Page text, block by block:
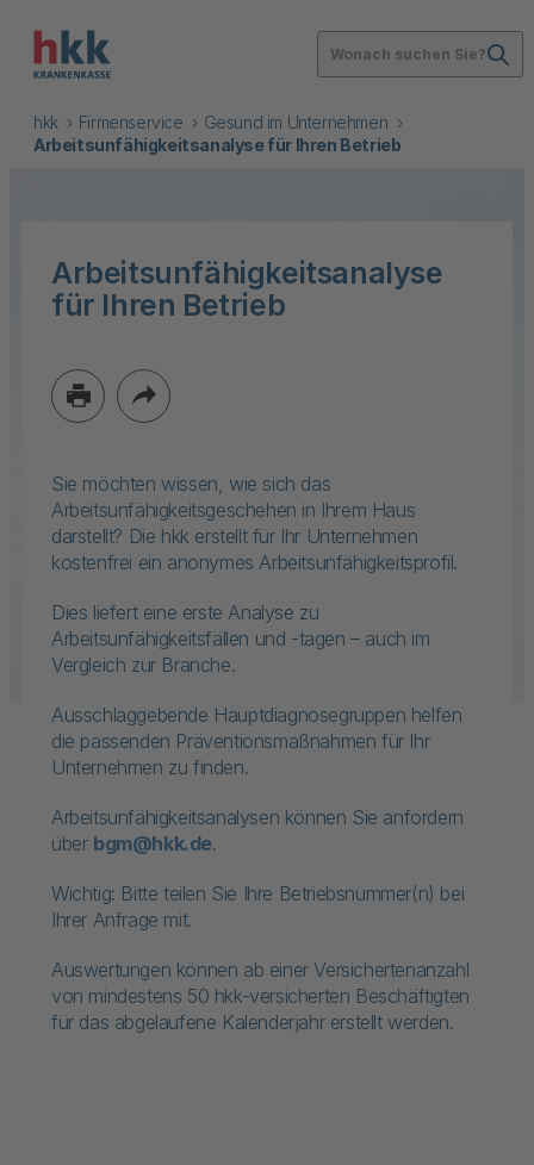
Wonach suchen Sie?
hkk Firmenservice
Gesund im Unternehmen
Arbeitsunfähigkeitsanalyse für Ihren Betrieb
Arbeitsunfähigkeitsanalyse
für Ihren Betrieb
Sie möchten wissen, wie sich das
Arbeitsunfähigkeitsgeschehen in Ihrem Haus
darstellt? Die hkk erstellt für Ihr Unternehmen
kostenfrei ein anonymes Arbeitsunfähigkeitsprofil.
Dies liefert eine erste Analyse zu
Arbeitsunfähigkeitsfällen und -tagen – auch im
Vergleich zur Branche.
Ausschlaggebende Hauptdiagnosegruppen helfen
die passenden Präventionsmaßnahmen für Ihr
Unternehmen zu finden.
Arbeitsunfähigkeitsanalysen können Sie anfordern
über bgm@hkk.de.
Wichtig: Bitte teilen Sie Ihre Betriebsnummer(n) bei
Ihrer Anfrage mit.
Auswertungen können ab einer Versichertenanzahl
von mindestens 50 hkk-versicherten Beschäftigten
für das abgelaufene Kalenderjahr erstellt werden.